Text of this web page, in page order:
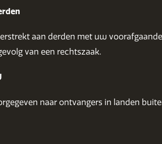
aan derden met uw
van een rechtszaak.
naar ontvangers in landen